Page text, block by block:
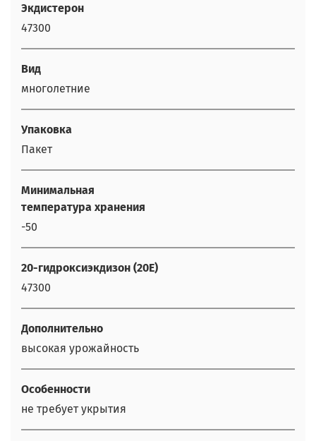
Экдистерон
47300
Вид
многолетние
Упаковка
Пакет
Минимальная
температура хранения
-50
20-гидроксиэкдизон (20Е)
47300
Дополнительно
высокая урожайность
Особенности
не требует укрытия